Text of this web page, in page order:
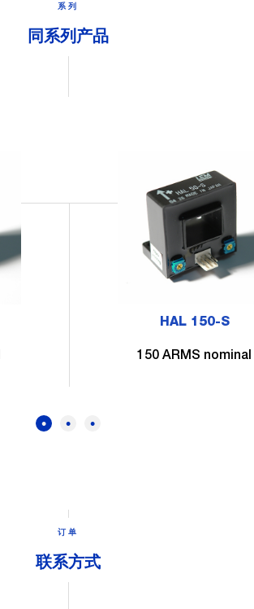
系列
同系列产品
HAL 150-S
150 ARMS nominal
订单
联系方式